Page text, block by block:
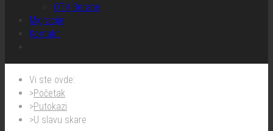
OTV Berane
Migracije
Kontakt
Vi ste ovde:
Početak
Putokazi
U slavu skare